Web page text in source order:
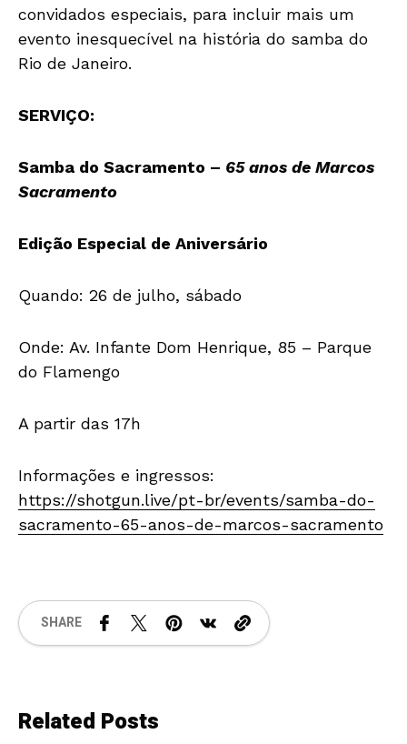
convidados especiais, para incluir mais um
evento inesquecível na história do samba do
Rio de Janeiro.
SERVIÇO:
Samba do Sacramento – 65 anos de Marcos
Sacramento
Edição Especial de Aniversário
Quando: 26 de julho, sábado
Onde: Av. Infante Dom Henrique, 85 – Parque
do Flamengo
A partir das 17h
Informações e ingressos:
https://shotgun.live/pt-br/events/samba-do-
sacramento-65-anos-de-marcos-sacramento
SHARE
Related Posts